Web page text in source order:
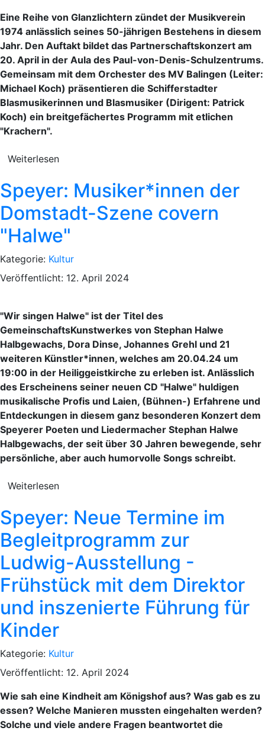
Eine Reihe von Glanzlichtern zündet der Musikverein
1974 anlässlich seines 50-jährigen Bestehens in diesem
Jahr. Den Auftakt bildet das Partnerschaftskonzert am
20. April in der Aula des Paul-von-Denis-Schulzentrums.
Gemeinsam mit dem Orchester des MV Balingen (Leiter:
Michael Koch) präsentieren die Schifferstadter
Blasmusikerinnen und Blasmusiker (Dirigent: Patrick
Koch) ein breitgefächertes Programm mit etlichen
"Krachern".
Weiterlesen
Speyer: Musiker*innen der
Domstadt-Szene covern
"Halwe"
Kategorie: Kultur
Veröffentlicht: 12. April 2024
"Wir singen Halwe" ist der Titel des
GemeinschaftsKunstwerkes von Stephan Halwe
Halbgewachs, Dora Dinse, Johannes Grehl und 21
weiteren Künstler*innen, welches am 20.04.24 um
19:00 in der Heiliggeistkirche zu erleben ist. Anlässlich
des Erscheinens seiner neuen CD "Halwe" huldigen
musikalische Profis und Laien, (Bühnen-) Erfahrene und
Entdeckungen in diesem ganz besonderen Konzert dem
Speyerer Poeten und Liedermacher Stephan Halwe
Halbgewachs, der seit über 30 Jahren bewegende, sehr
persönliche, aber auch humorvolle Songs schreibt.
Weiterlesen
Speyer: Neue Termine im
Begleitprogramm zur
Ludwig-Ausstellung -
Frühstück mit dem Direktor
und inszenierte Führung für
Kinder
Kategorie: Kultur
Veröffentlicht: 12. April 2024
Wie sah eine Kindheit am Königshof aus? Was gab es zu
essen? Welche Manieren mussten eingehalten werden?
Solche und viele andere Fragen beantwortet die